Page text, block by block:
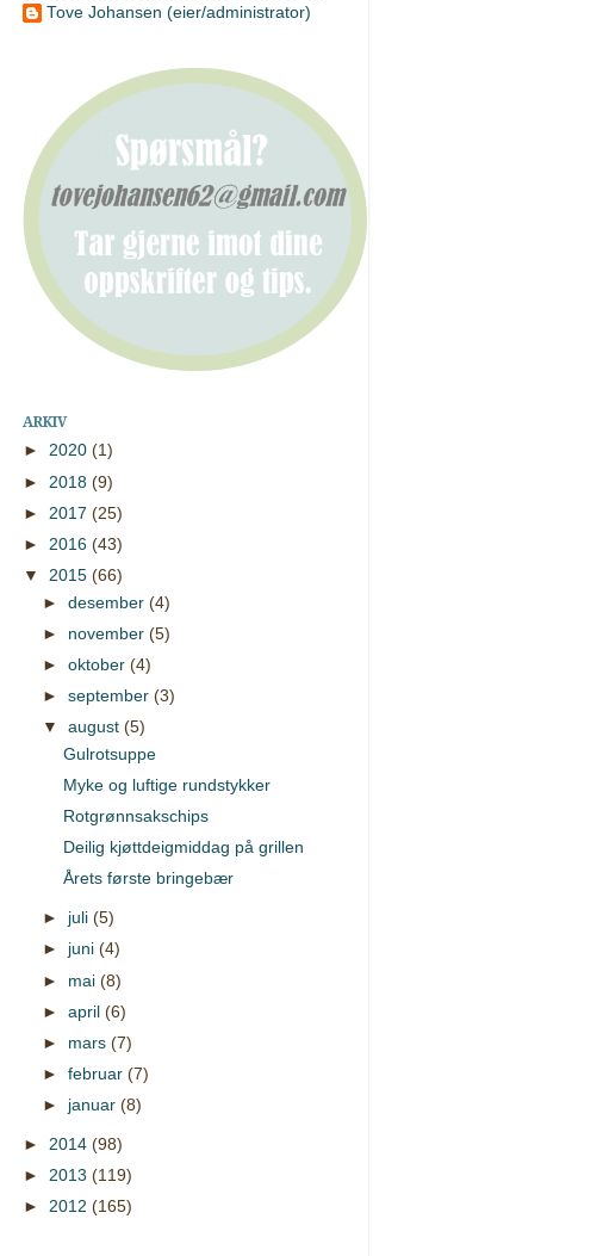
Tove Johansen (eier/administrator)
ARKIV
► 2020 (1)
► 2018 (9)
► 2017 (25)
► 2016 (43)
▼ 2015 (66)
►desember(4)
► november(5)
►oktober(4)
►september(3)
▼august(5)
Gulrotsuppe
Myke og luftige rundstykker
Rotgrønnsakschips
Deilig kjøttdeigmiddag på grillen
Årets første bringebær
► juli(5)
► juni(4)
► mai(8)
►april(6)
► mars(7)
►februar(7)
► januar(8)
► 2014 (98)
► 2013 (119)
► 2012 (165)